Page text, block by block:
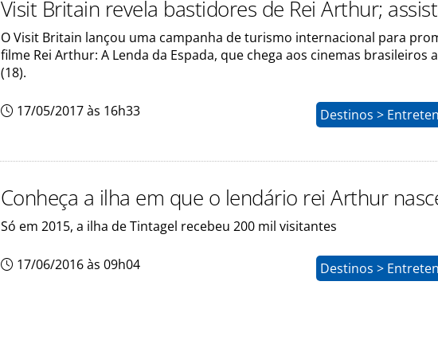
Visit Britain revela bastidores de Rei Arthur;
O Visit Britain lançou uma campanha de turismo internacional para
filme Rei Arthur: A Lenda da Espada, que chega aos cinemas brasileiros
(18).
17/05/2017 às 16h33 Destinos >
Conheça a ilha em que o lendário rei Arthur
Só em 2015, a ilha de Tintagel recebeu 200 mil visitantes
17/06/2016 às 09h04 Destinos >